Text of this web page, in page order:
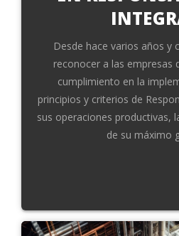
Desde hace varios años y
reconocer a las empresas
cumplimiento en la
principios y criterios de
sus operaciones productivas,
de su máximo